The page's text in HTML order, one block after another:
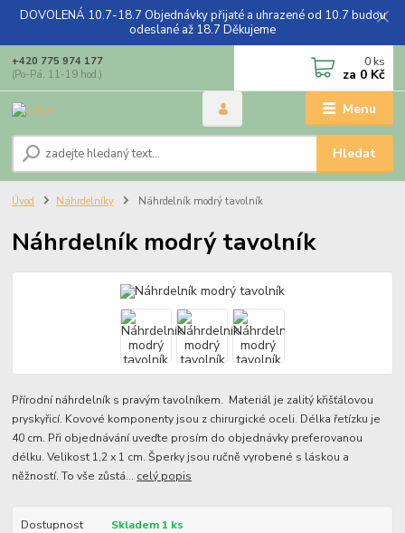
DOVOLENÁ 10.7-18.7 Objednávky přijaté a uhrazené od 10.7 budou
odeslané až 18.7 Děkujeme
Menu
Hledat
+420 775 974 177
(Po-Pá, 11-19 hod.)
0 ks
za 0 Kč
Úvod Náhrdelníky Náhrdelník modrý tavolník
Náhrdelník modrý tavolník
Přírodní náhrdelník s pravým tavolníkem. Materiál je zalitý křišťálovou
pryskyřicí. Kovové komponenty jsou z chirurgické oceli. Délka řetízku je
40 cm. Při objednávání uveďte prosím do objednávky preferovanou
délku. Velikost 1,2 x 1 cm. Šperky jsou ručně vyrobené s láskou a
něžností. To vše zůstá... celý popis
Dostupnost Skladem 1 ks